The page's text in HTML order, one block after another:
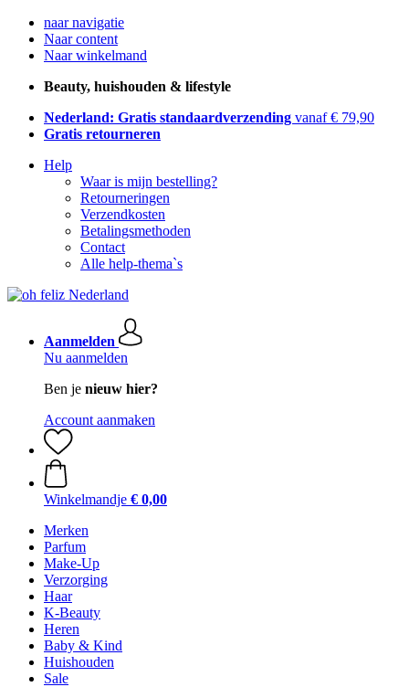
naar navigatie
Naar content
Naar winkelmand
Beauty, huishouden & lifestyle
Nederland: Gratis standaardverzending vanaf € 79,90
Gratis retourneren
Help
Waar is mijn bestelling?
Retourneringen
Verzendkosten
Betalingsmethoden
Contact
Alle help-thema`s
Aanmelden
Nu aanmelden
Ben je nieuw hier?
Account aanmaken
Winkelmandje € 0,00
Merken
Parfum
Make-Up
Verzorging
Haar
K-Beauty
Heren
Baby & Kind
Huishouden
Sale